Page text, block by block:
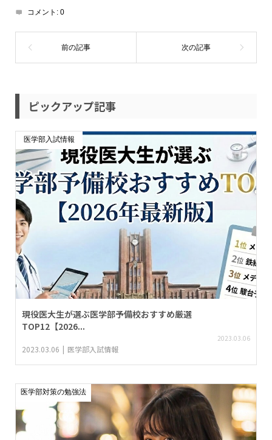
コメント: 0
ピックアップ記事
医学部入試情報
現役医大生が選ぶ医学部予備校おすすめ厳選
TOP12【2026...
2023.03.06
2023.03.06 医学部入試情報
医学部対策の勉強法